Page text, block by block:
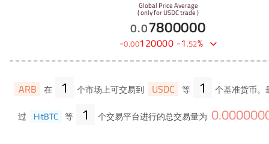
Global Price Average
( only for USDC trade )
0.07800000
-0.00120000 -1.52%
ARB 在 1 个市场上可交易到 USDC 等 1 个基准货币。
过 HitBTC 等 1 个交易平台进行的总交易量为 0.